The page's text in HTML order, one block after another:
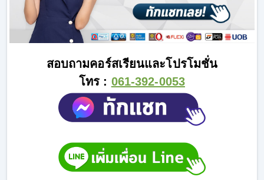
สอบถามคอร์สเรียนและโปรโมชั่น
โทร : 061-392-0053